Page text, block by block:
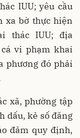
IUU; yêu cầu
xa bờ thực hiện
thác IUU; địa
vi phạm khai
phương đó phải
xã, phường tập
dấu, kẻ số đăng
đảm quy định,